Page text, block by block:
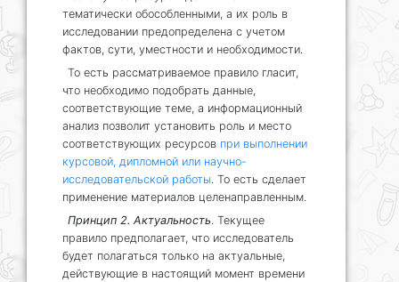
тематически обособленными, а их роль в
исследовании предопределена с учетом
фактов, сути, уместности и необходимости.
То есть рассматриваемое правило гласит,
что необходимо подобрать данные,
соответствующие теме, а информационный
анализ позволит установить роль и место
соответствующих ресурсов при выполнении
курсовой, дипломной или научно-
исследовательской работы. То есть сделает
применение материалов целенаправленным.
Принцип 2. Актуальность. Текущее
правило предполагает, что исследователь
будет полагаться только на актуальные,
действующие в настоящий момент времени